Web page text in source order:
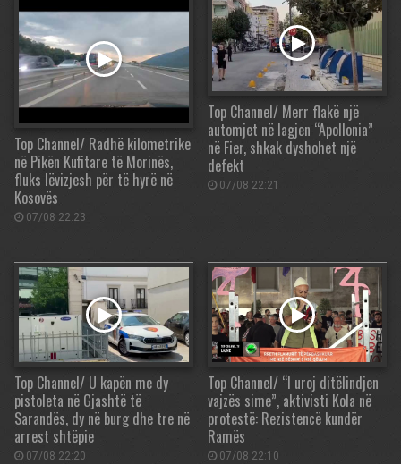
Top Channel/ Radhë kilometrike
në Pikën Kufitare të Morinës,
fluks lëvizjesh për të hyrë në
Kosovës
07/08 22:23
Top Channel/ Merr flakë një
automjet në lagjen “Apollonia”
në Fier, shkak dyshohet një
defekt
07/08 22:21
Top Channel/ U kapën me dy
pistoleta në Gjashtë të
Sarandës, dy në burg dhe tre në
arrest shtëpie
07/08 22:20
Top Channel/ “I uroj ditëlindjen
vajzës sime”, aktivisti Kola në
protestë: Rezistencë kundër
Ramës
07/08 22:10